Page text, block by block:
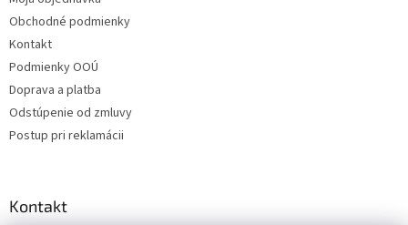
Obchodné podmienky
Kontakt
Podmienky OOÚ
Doprava a platba
Odstúpenie od zmluvy
Postup pri reklamácii
Kontakt